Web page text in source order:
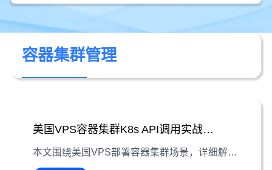
容器集群管理
美国VPS容器集群K8s API调用实战指南
本文围绕美国VPS部署容器集群场景，详细解析Kubernetes（K8s）API的调用方法，涵盖准备工作、curl命令行操作及Python脚本实现，助你高效管理集群。